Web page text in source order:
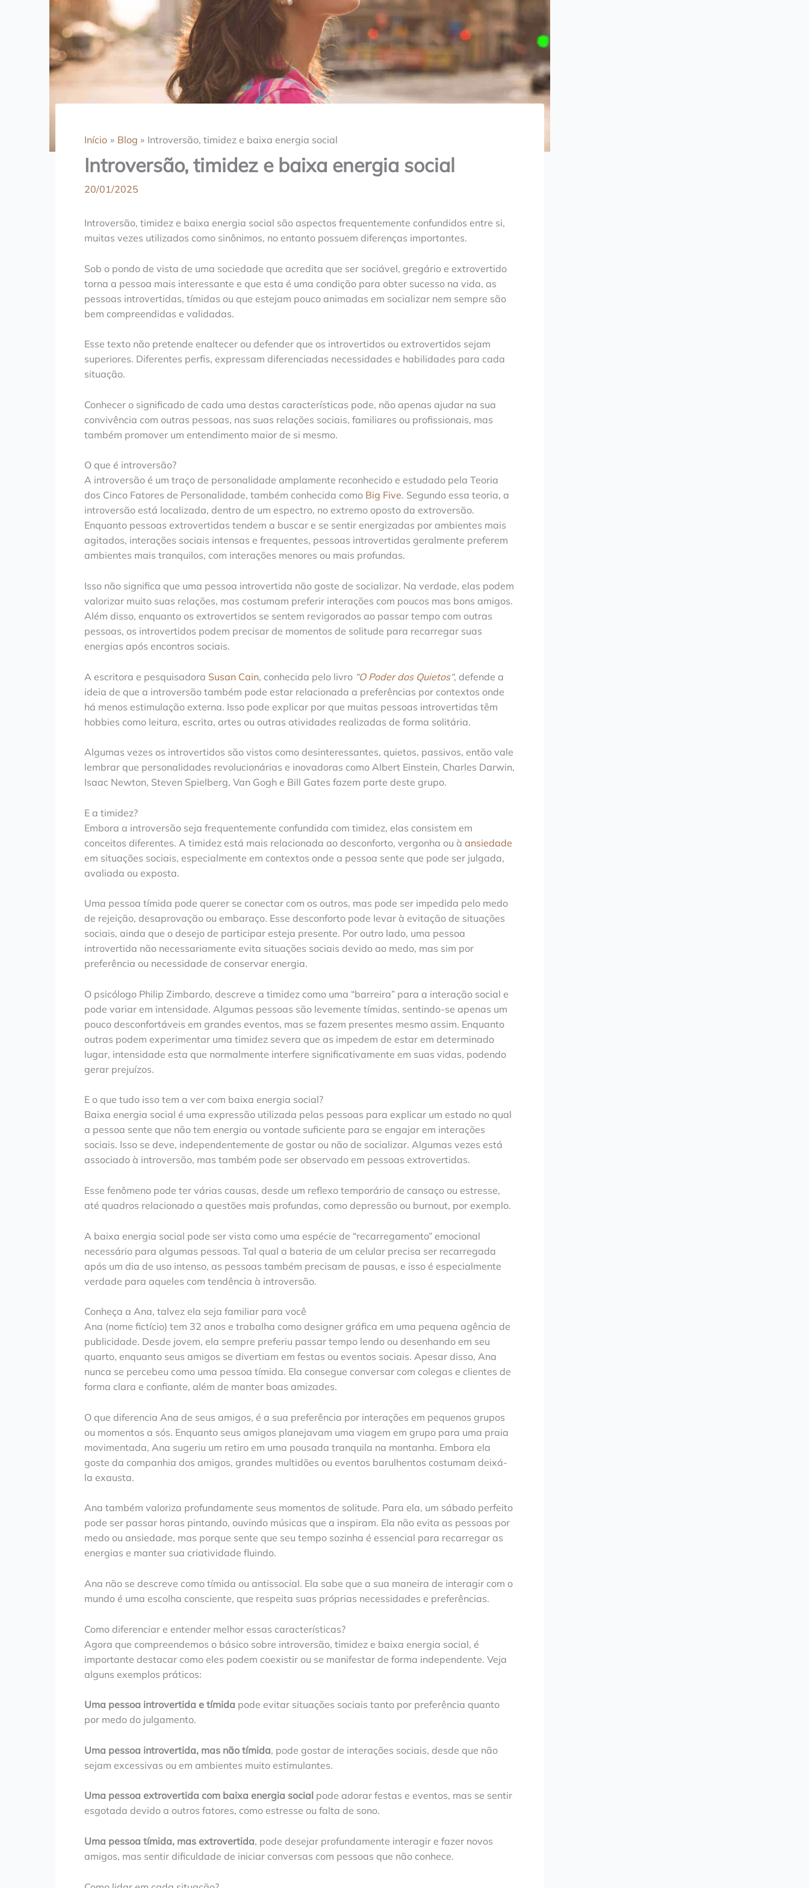
Início Blog Introversão, timidez e baixa energia social
Introversão, timidez e baixa energia social
20/01/2025
Introversão, timidez e baixa energia social são aspectos frequentemente confundidos entre si,
muitas vezes utilizados como sinônimos, no entanto possuem diferenças importantes.
Sob o pondo de vista de uma sociedade que acredita que ser sociável, gregário e extrovertido
torna a pessoa mais interessante e que esta é uma condição para obter sucesso na vida, as
pessoas introvertidas, tímidas ou que estejam pouco animadas em socializar nem sempre são
bem compreendidas e validadas.
Esse texto não pretende enaltecer ou defender que os introvertidos ou extrovertidos sejam
superiores. Diferentes perfis, expressam diferenciadas necessidades e habilidades para cada
situação.
Conhecer o significado de cada uma destas características pode, não apenas ajudar na sua
convivência com outras pessoas, nas suas relações sociais, familiares ou profissionais, mas
também promover um entendimento maior de si mesmo.
O que é introversão?
A introversão é um traço de personalidade amplamente reconhecido e estudado pela Teoria
dos Cinco Fatores de Personalidade, também conhecida como Big Five. Segundo essa teoria, a
introversão está localizada, dentro de um espectro, no extremo oposto da extroversão.
Enquanto pessoas extrovertidas tendem a buscar e se sentir energizadas por ambientes mais
agitados, interações sociais intensas e frequentes, pessoas introvertidas geralmente preferem
ambientes mais tranquilos, com interações menores ou mais profundas.
Isso não significa que uma pessoa introvertida não goste de socializar. Na verdade, elas podem
valorizar muito suas relações, mas costumam preferir interações com poucos mas bons amigos.
Além disso, enquanto os extrovertidos se sentem revigorados ao passar tempo com outras
pessoas, os introvertidos podem precisar de momentos de solitude para recarregar suas
energias após encontros sociais.
A escritora e pesquisadora Susan Cain, conhecida pelo livro “O Poder dos Quietos“, defende a
ideia de que a introversão também pode estar relacionada a preferências por contextos onde
há menos estimulação externa. Isso pode explicar por que muitas pessoas introvertidas têm
hobbies como leitura, escrita, artes ou outras atividades realizadas de forma solitária.
Algumas vezes os introvertidos são vistos como desinteressantes, quietos, passivos, então vale
lembrar que personalidades revolucionárias e inovadoras como Albert Einstein, Charles Darwin,
Isaac Newton, Steven Spielberg, Van Gogh e Bill Gates fazem parte deste grupo.
E a timidez?
Embora a introversão seja frequentemente confundida com timidez, elas consistem em
conceitos diferentes. A timidez está mais relacionada ao desconforto, vergonha ou à ansiedade
em situações sociais, especialmente em contextos onde a pessoa sente que pode ser julgada,
avaliada ou exposta.
Uma pessoa tímida pode querer se conectar com os outros, mas pode ser impedida pelo medo
de rejeição, desaprovação ou embaraço. Esse desconforto pode levar à evitação de situações
sociais, ainda que o desejo de participar esteja presente. Por outro lado, uma pessoa
introvertida não necessariamente evita situações sociais devido ao medo, mas sim por
preferência ou necessidade de conservar energia.
O psicólogo Philip Zimbardo, descreve a timidez como uma “barreira” para a interação social e
pode variar em intensidade. Algumas pessoas são levemente tímidas, sentindo-se apenas um
pouco desconfortáveis em grandes eventos, mas se fazem presentes mesmo assim. Enquanto
outras podem experimentar uma timidez severa que as impedem de estar em determinado
lugar, intensidade esta que normalmente interfere significativamente em suas vidas, podendo
gerar prejuízos.
E o que tudo isso tem a ver com baixa energia social?
Baixa energia social é uma expressão utilizada pelas pessoas para explicar um estado no qual
a pessoa sente que não tem energia ou vontade suficiente para se engajar em interações
sociais. Isso se deve, independentemente de gostar ou não de socializar. Algumas vezes está
associado à introversão, mas também pode ser observado em pessoas extrovertidas.
Esse fenômeno pode ter várias causas, desde um reflexo temporário de cansaço ou estresse,
até quadros relacionado a questões mais profundas, como depressão ou burnout, por exemplo.
A baixa energia social pode ser vista como uma espécie de “recarregamento” emocional
necessário para algumas pessoas. Tal qual a bateria de um celular precisa ser recarregada
após um dia de uso intenso, as pessoas também precisam de pausas, e isso é especialmente
verdade para aqueles com tendência à introversão.
Conheça a Ana, talvez ela seja familiar para você
Ana (nome fictício) tem 32 anos e trabalha como designer gráfica em uma pequena agência de
publicidade. Desde jovem, ela sempre preferiu passar tempo lendo ou desenhando em seu
quarto, enquanto seus amigos se divertiam em festas ou eventos sociais. Apesar disso, Ana
nunca se percebeu como uma pessoa tímida. Ela consegue conversar com colegas e clientes de
forma clara e confiante, além de manter boas amizades.
O que diferencia Ana de seus amigos, é a sua preferência por interações em pequenos grupos
ou momentos a sós. Enquanto seus amigos planejavam uma viagem em grupo para uma praia
movimentada, Ana sugeriu um retiro em uma pousada tranquila na montanha. Embora ela
goste da companhia dos amigos, grandes multidões ou eventos barulhentos costumam deixá-
la exausta.
Ana também valoriza profundamente seus momentos de solitude. Para ela, um sábado perfeito
pode ser passar horas pintando, ouvindo músicas que a inspiram. Ela não evita as pessoas por
medo ou ansiedade, mas porque sente que seu tempo sozinha é essencial para recarregar as
energias e manter sua criatividade fluindo.
Ana não se descreve como tímida ou antissocial. Ela sabe que a sua maneira de interagir com o
mundo é uma escolha consciente, que respeita suas próprias necessidades e preferências.
Como diferenciar e entender melhor essas características?
Agora que compreendemos o básico sobre introversão, timidez e baixa energia social, é
importante destacar como eles podem coexistir ou se manifestar de forma independente. Veja
alguns exemplos práticos:
Uma pessoa introvertida e tímida pode evitar situações sociais tanto por preferência quanto
por medo do julgamento.
Uma pessoa introvertida, mas não tímida, pode gostar de interações sociais, desde que não
sejam excessivas ou em ambientes muito estimulantes.
Uma pessoa extrovertida com baixa energia social pode adorar festas e eventos, mas se sentir
esgotada devido a outros fatores, como estresse ou falta de sono.
Uma pessoa tímida, mas extrovertida, pode desejar profundamente interagir e fazer novos
amigos, mas sentir dificuldade de iniciar conversas com pessoas que não conhece.